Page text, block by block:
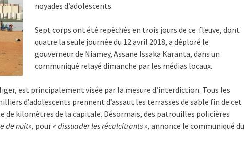
noyades d’adolescents.
Sept corps ont été repêchés en trois jours de ce fleuve, dont
quatre la seule journée du 12 avril 2018, a déploré le
gouverneur de Niamey, Assane Issaka Karanta, dans un
communiqué relayé dimanche par les médias locaux.
est principalement visée par la mesure d’interdiction. Tous les
d’adolescents prennent d’assaut les terrasses de sable fin de cet
de kilomètres de la capitale. Désormais, des patrouilles policières
de nuit», pour« dissuader les récalcitrants », annonce le communiqué du